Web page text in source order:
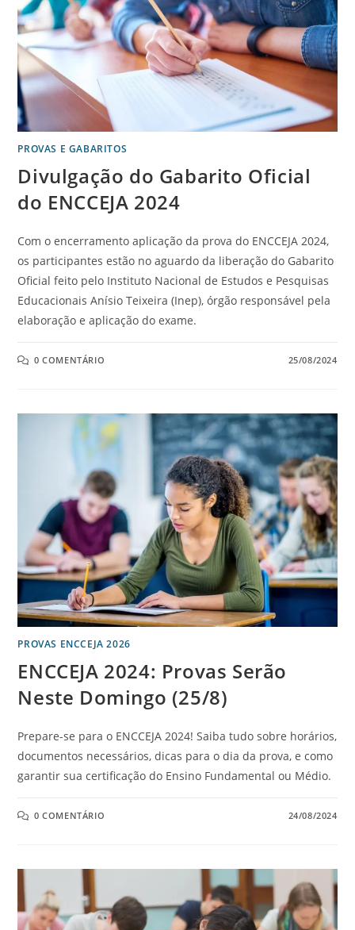
PROVAS E GABARITOS
Divulgação do Gabarito Oficial
do ENCCEJA 2024
Com o encerramento aplicação da prova do ENCCEJA 2024,
os participantes estão no aguardo da liberação do Gabarito
Oficial feito pelo Instituto Nacional de Estudos e Pesquisas
Educacionais Anísio Teixeira (Inep), órgão responsável pela
elaboração e aplicação do exame.
0 COMENTÁRIO 25/08/2024
PROVAS ENCCEJA 2026
ENCCEJA 2024: Provas Serão
Neste Domingo (25/8)
Prepare-se para o ENCCEJA 2024! Saiba tudo sobre horários,
documentos necessários, dicas para o dia da prova, e como
garantir sua certificação do Ensino Fundamental ou Médio.
0 COMENTÁRIO 24/08/2024